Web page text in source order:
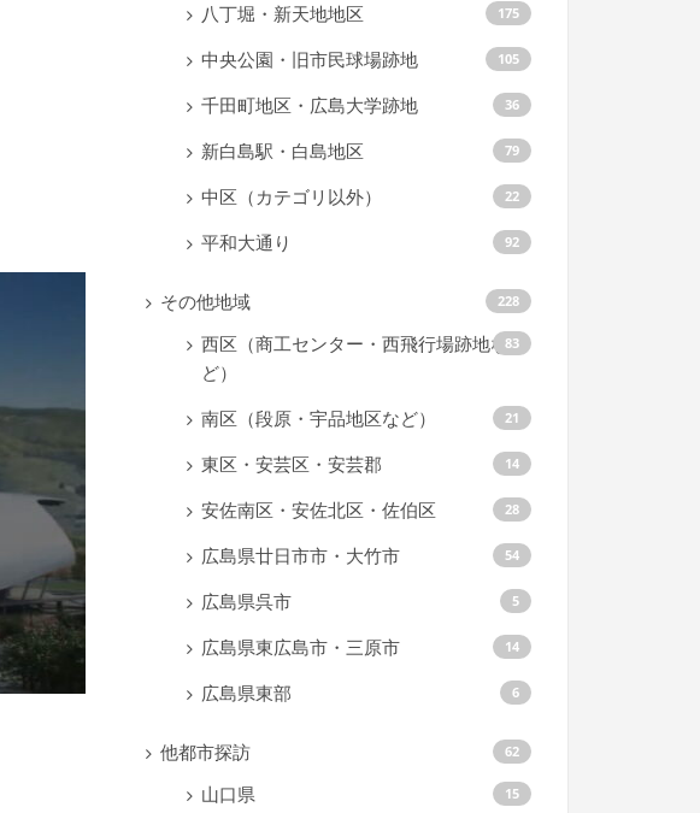
八丁堀・新天地地区 175
中央公園・旧市民球場跡地 105
千田町地区・広島大学跡地 36
新白島駅・白島地区 79
中区（カテゴリ以外） 22
平和大通り 92
その他地域 228
西区（商工センター・西飛行場跡地な
ど）
83
南区（段原・宇品地区など） 21
東区・安芸区・安芸郡 14
安佐南区・安佐北区・佐伯区 28
広島県廿日市市・大竹市 54
広島県呉市 5
広島県東広島市・三原市 14
広島県東部 6
他都市探訪 62
山口県 15